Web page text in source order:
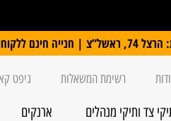
ברכישה מעל 250 ₪
רשימת המשאלות גיפט
צד ותיקי מנהלים ארנקים